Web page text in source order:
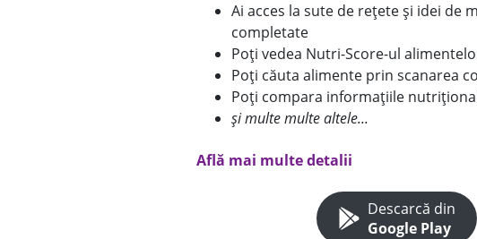
Ai acces la sute de rețete și idei de
completate
Poți vedea Nutri-Score-ul
Poți căuta alimente prin scanarea
Poți compara informațiile
și multe multe altele...
Află mai multe detalii
Descarcă din
Google Play